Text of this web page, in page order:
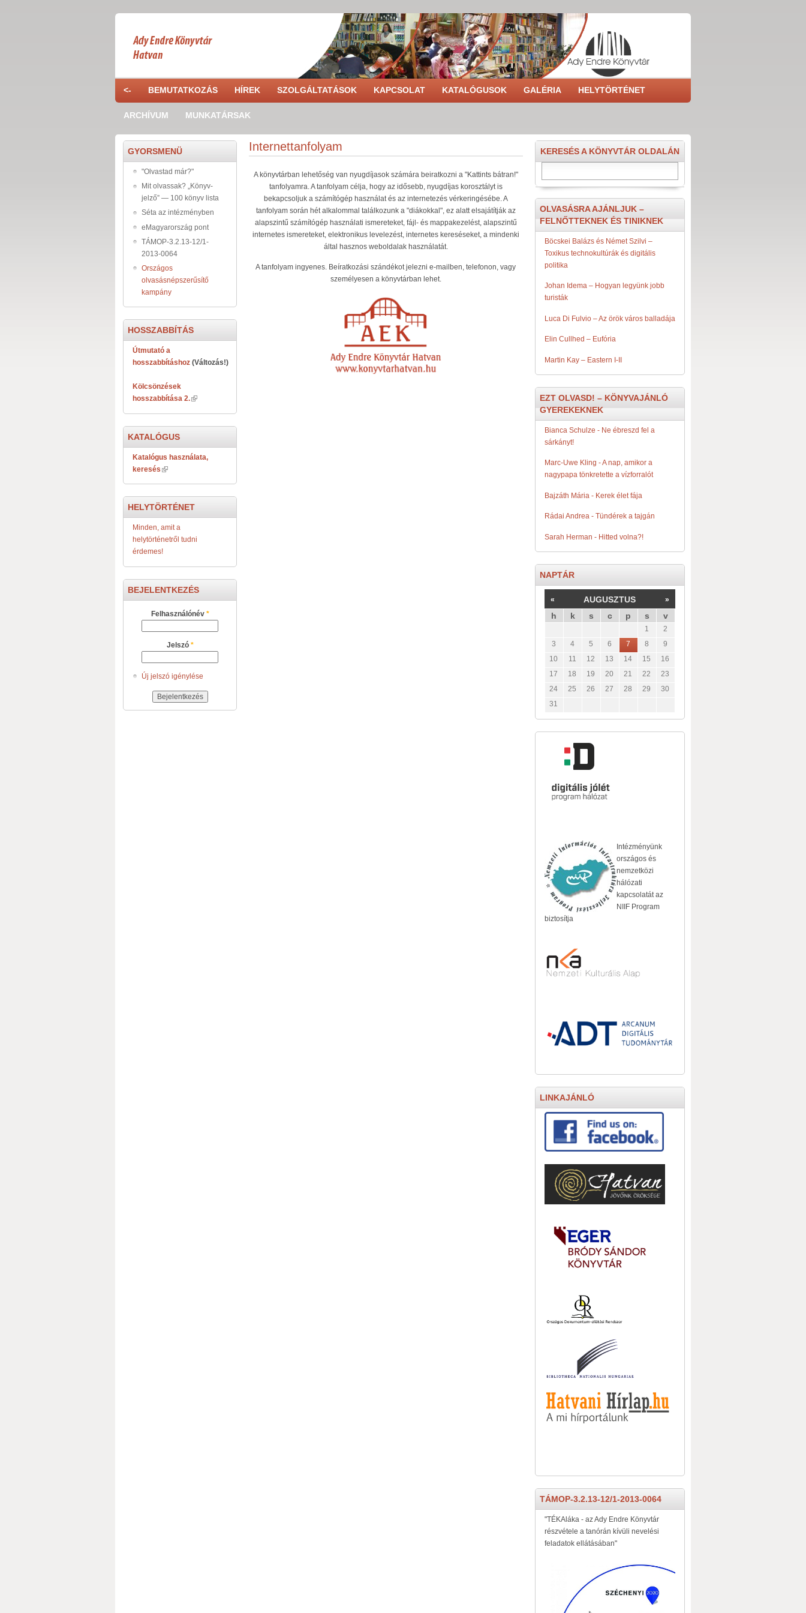
<- BEMUTATKOZÁS HÍREK SZOLGÁLTATÁSOK KAPCSOLAT KATALÓGUSOK GALÉRIA HELYTÖRTÉNET
ARCHÍVUM MUNKATÁRSAK
Internettanfolyam
A könyvtárban lehetőség van nyugdíjasok számára beiratkozni a "Kattints bátran!"
tanfolyamra. A tanfolyam célja, hogy az idősebb, nyugdíjas korosztályt is
bekapcsoljuk a számítógép használat és az internetezés vérkeringésébe. A
tanfolyam során hét alkalommal találkozunk a "diákokkal", ez alatt elsajátítják az
alapszintű számítógép használati ismereteket, fájl- és mappakezelést, alapszintű
internetes ismereteket, elektronikus levelezést, internetes kereséseket, a mindenki
által hasznos weboldalak használatát.
A tanfolyam ingyenes. Beíratkozási szándékot jelezni e-mailben, telefonon, vagy
személyesen a könyvtárban lehet.
GYORSMENÜ
"Olvastad már?"
Mit olvassak? „Könyv-
jelző” — 100 könyv lista
Séta az intézményben
eMagyarország pont
TÁMOP-3.2.13-12/1-
2013-0064
Országos
olvasásnépszerűsítő
kampány
HOSSZABBÍTÁS
Útmutató a
hosszabbításhoz (Változás!)
Kölcsönzések
hosszabbítása 2.
KATALÓGUS
Katalógus használata,
keresés
HELYTÖRTÉNET
Minden, amit a
helytörténetről tudni
érdemes!
BEJELENTKEZÉS
Felhasználónév *
Jelszó *
Új jelszó igénylése
KERESÉS A KÖNYVTÁR OLDALÁN
OLVASÁSRA AJÁNLJUK –
FELNŐTTEKNEK ÉS TINIKNEK
Böcskei Balázs és Német Szilvi –
Toxikus technokultúrák és digitális
politika
Johan Idema – Hogyan legyünk jobb
turisták
Luca Di Fulvio – Az örök város balladája
Elin Cullhed – Eufória
Martin Kay – Eastern I-II
EZT OLVASD! – KÖNYVAJÁNLÓ
GYEREKEKNEK
Bianca Schulze - Ne ​ébreszd fel a
sárkányt!
Marc-Uwe Kling - A ​nap, amikor a
nagypapa tönkretette a vízforralót
Bajzáth Mária - Kerek ​élet fája
Rádai Andrea - Tündérek ​a tajgán
Sarah Herman - Hitted ​volna?!
NAPTÁR
AUGUSZTUS
« »
h k s c p s v
1
2
3
4 5 6 7 8
9
10
11 12 13 14 15
16
17
18 19 20 21 22
23
24
25 26 27 28 29
30
31
Intézményünk
országos és
nemzetközi
hálózati
kapcsolatát az
NIIF Program
biztosítja
LINKAJÁNLÓ
TÁMOP-3.2.13-12/1-2013-0064
"TÉKAláka - az Ady Endre Könyvtár
részvétele a tanórán kívüli nevelési
feladatok ellátásában"